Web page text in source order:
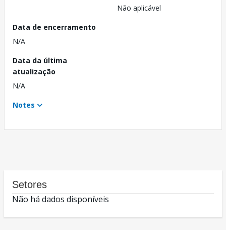
Não aplicável
Data de encerramento
N/A
Data da última
atualização
N/A
Notes
Setores
Não há dados disponíveis